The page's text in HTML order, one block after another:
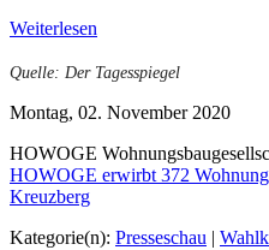
Weiterlesen
Quelle: Der Tagesspiegel
Montag, 02. November 2020
HOWOGE
HOWOGE erwirbt 372
Kreuzberg
Kategorie(n): Presseschau |